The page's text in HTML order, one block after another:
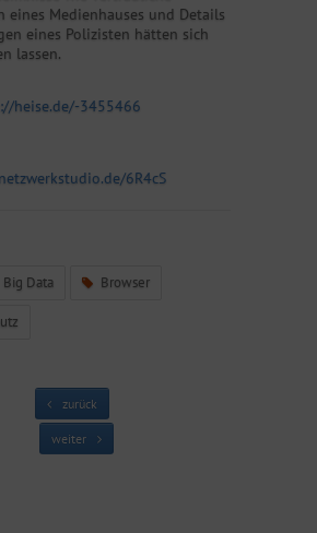
eines Medienhauses und Details
eines Polizisten hätten sich
lassen.
heise.de/-3455466
6R4cS
Big Data Browser
zurück
weiter